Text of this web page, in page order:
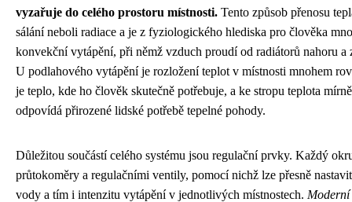
vyzařuje do celého prostoru místnosti. Tento způsob přenosu
sálání neboli radiace a je z fyziologického hlediska pro člověka
konvekční vytápění, při němž vzduch proudí od radiátorů nahoru a
U podlahového vytápění je rozložení teplot v místnosti mnohem
je teplo, kde ho člověk skutečně potřebuje, a ke stropu teplota
odpovídá přirozené lidské potřebě tepelné pohody.
Důležitou součástí celého systému jsou regulační prvky. Každý
průtokoměry a regulačními ventily, pomocí nichž lze přesně
vody a tím i intenzitu vytápění v jednotlivých místnostech. Moderní